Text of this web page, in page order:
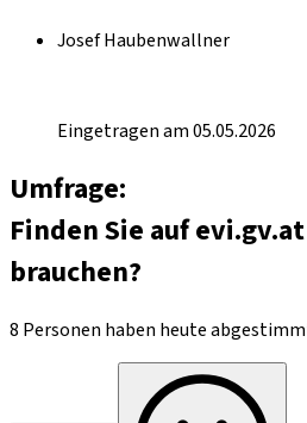
Josef Haubenwallner
Eingetragen am 05.05.2026
Umfrage:
Finden Sie auf
brauchen?
8 Personen haben heute